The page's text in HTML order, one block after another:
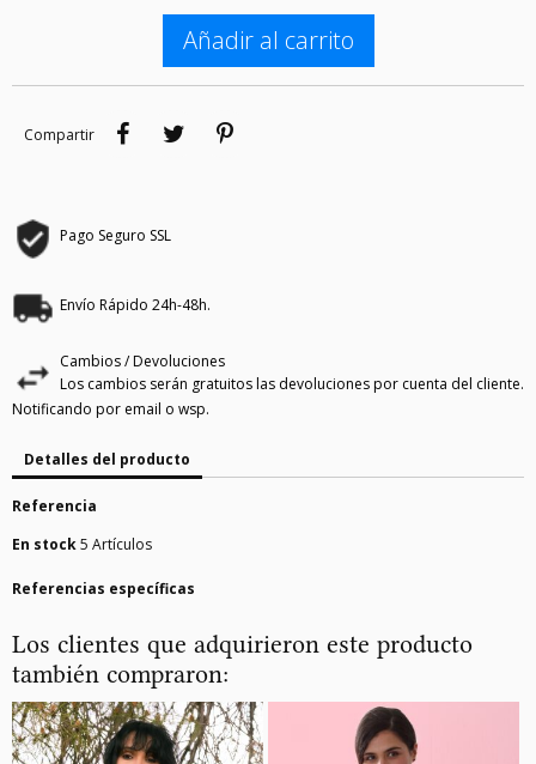
Añadir al carrito
Compartir
CompartirTuitear
Pago Seguro SSL
Envío Rápido 24h-48h.
Cambios / Devoluciones
Los cambios serán gratuitos las devoluciones por cuenta del cliente.
Notificando por email o wsp.
Detalles del producto
Referencia
En stock5 Artículos
Referencias específicas
Los clientes que adquirieron este producto
también compraron: